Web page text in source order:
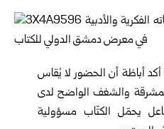
أباظة أن الحضور لا يُقاس
والشغف الواضح لدى
يحمّل الكتّاب مسؤولية